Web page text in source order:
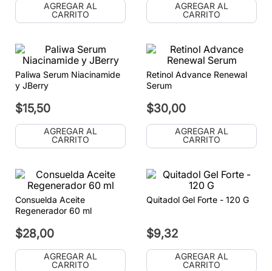
AGREGAR AL
CARRITO
AGREGAR AL
CARRITO
Paliwa Serum Niacinamide
y JBerry
$15,50
AGREGAR AL
CARRITO
Retinol Advance Renewal
Serum
$30,00
AGREGAR AL
CARRITO
Consuelda Aceite
Regenerador 60 ml
$28,00
AGREGAR AL
CARRITO
Quitadol Gel Forte - 120 G
$9,32
AGREGAR AL
CARRITO